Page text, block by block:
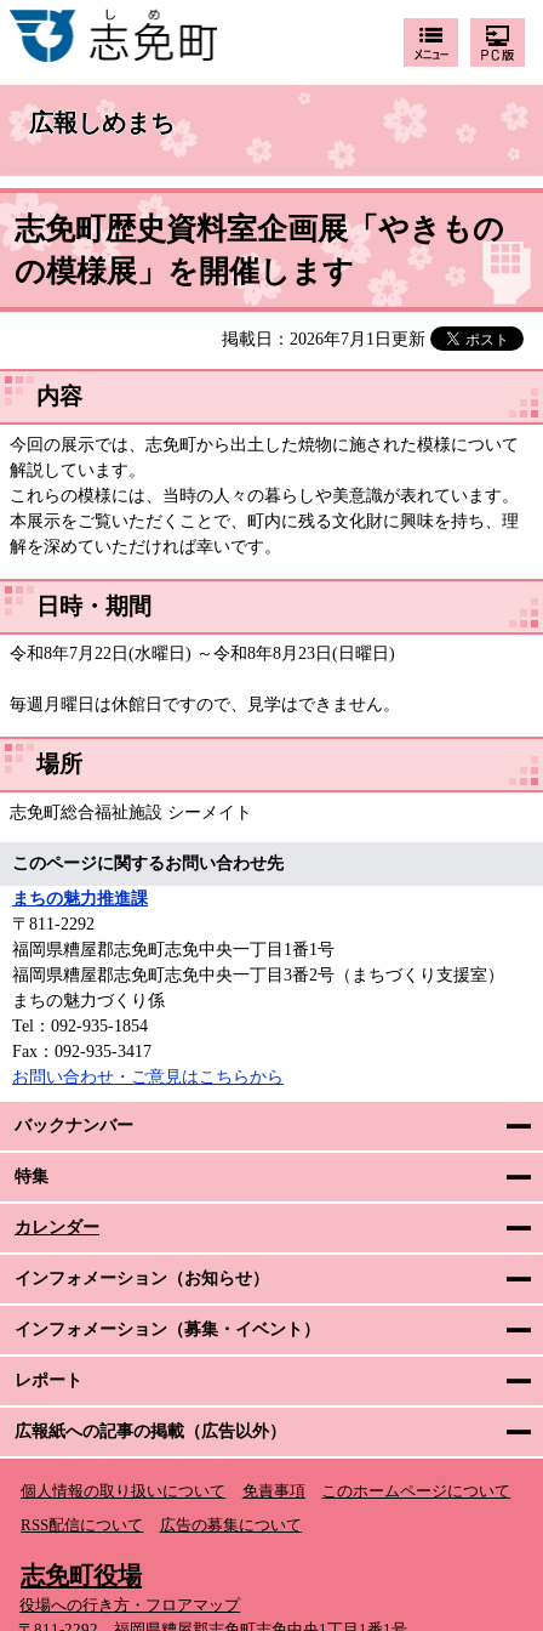
広報しめまち
バックナンバー
特集
カレンダー
インフォメーション（お知らせ）
インフォメーション（募集・イベント）
レポート
広報紙への記事の掲載（広告以外）
志免町歴史資料室企画展「やきもの
の模様展」を開催します
掲載日：2026年7月1日更新
内容
今回の展示では、志免町から出土した焼物に施された模様について
解説しています。
これらの模様には、当時の人々の暮らしや美意識が表れています。
本展示をご覧いただくことで、町内に残る文化財に興味を持ち、理
解を深めていただければ幸いです。
日時・期間
​令和8年7月22日(水曜日) ～令和8年8月23日(日曜日)
毎週月曜日は休館日ですので、見学はできません。
場所
志免町総合福祉施設 シーメイト
このページに関するお問い合わせ先
まちの魅力推進課
〒811-2292
福岡県糟屋郡志免町志免中央一丁目1番1号
福岡県糟屋郡志免町志免中央一丁目3番2号（まちづくり支援室）
まちの魅力づくり係
Tel：092-935-1854
Fax：092-935-3417
お問い合わせ・ご意見はこちらから
個人情報の取り扱いについて 免責事項
このホームページについて
RSS配信について
広告の募集について
志免町役場
役場への行き方・フロアマップ